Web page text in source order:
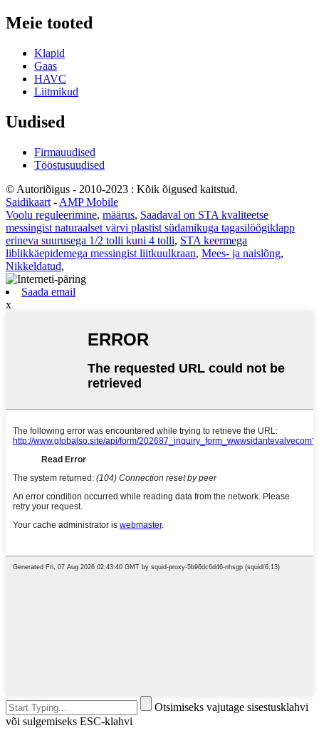
Meie tooted
Klapid
Gaas
HAVC
Liitmikud
Uudised
Firmauudised
Tööstusuudised
© Autoriõigus - 2010-2023 : Kõik õigused kaitstud.
Saidikaart - AMP Mobile
Voolu reguleerimine, määrus, Saadaval on STA kvaliteetse
messingist naturaalset värvi plastist südamikuga tagasilöögiklapp
erineva suurusega 1/2 tolli kuni 4 tolli, STA keermega
liblikkäepidemega messingist liitkuulkraan, Mees- ja naislõng,
Nikkeldatud,
Saada email
x
Otsimiseks vajutage sisestusklahvi
või sulgemiseks ESC-klahvi